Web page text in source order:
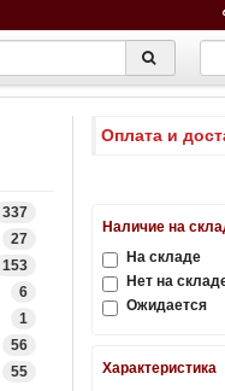
337
27
153
6
1
56
55
Оплата и
Наличие на
На складе
Нет на
Ожидается
Характеристика